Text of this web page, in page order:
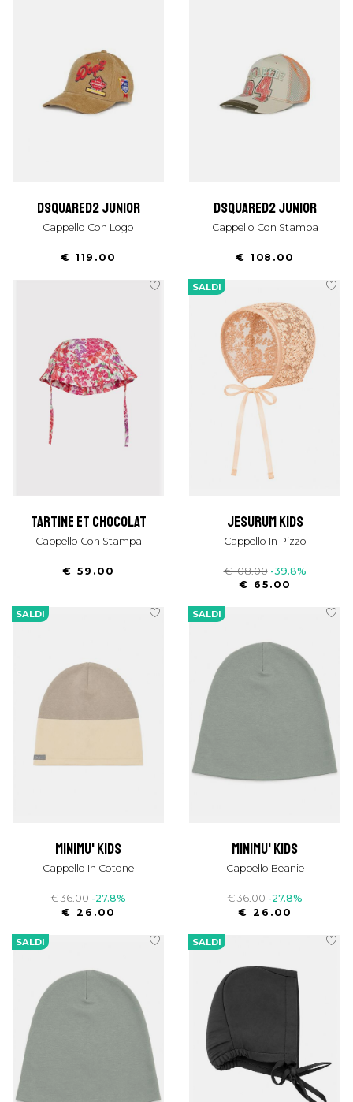
dsquared2 junior
Cappello Con Logo
€ 119.00
dsquared2 junior
Cappello Con Stampa
€ 108.00
tartine et chocolat
Cappello Con Stampa
€ 59.00
SALDI
jesurum kids
Cappello In Pizzo
€ 108.00 -39.8%
€ 65.00
SALDI
minimu' kids
Cappello In Cotone
€ 36.00 -27.8%
€ 26.00
SALDI
minimu' kids
Cappello Beanie
€ 36.00 -27.8%
€ 26.00
SALDI SALDI